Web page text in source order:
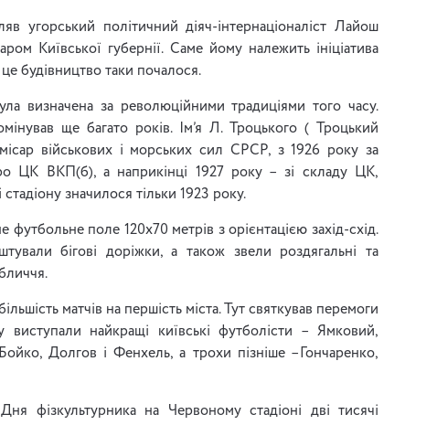
угорський політичний діяч-інтернаціоналіст Лайош
Київської губернії. Саме йому належить ініціатива
будівництво таки почалося.
визначена за революційними традиціями того часу.
ще багато років. Ім’я Л. Троцького ( Троцький
військових і морських сил СРСР, з 1926 року за
ЦК ВКП(б), а наприкінці 1927 року – зі складу ЦК,
значилося тільки 1923 року.
футбольне поле 120х70 метрів з орієнтацією захід-схід.
бігові доріжки, а також звели роздягальні та
матчів на першість міста. Тут святкував перемоги
найкращі київські футболісти – Ямковий,
Долгов і Фенхель, а трохи пізніше –Гончаренко,
фізкультурника на Червоному стадіоні дві тисячі